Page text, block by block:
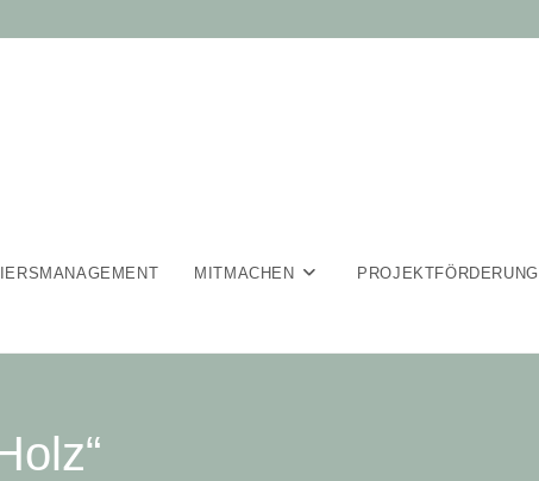
MITMACHEN PROJEKTFÖRDERUNG